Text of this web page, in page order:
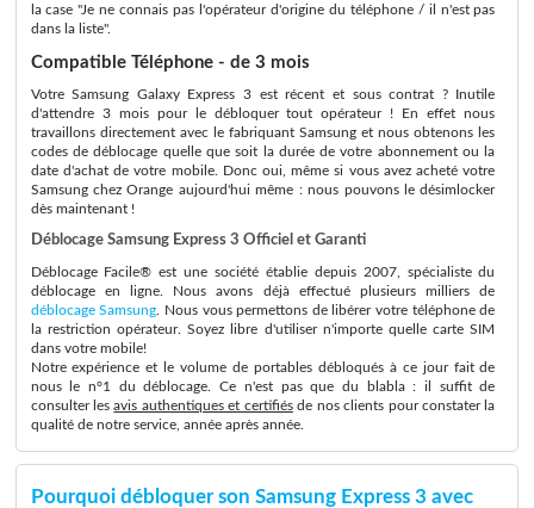
la case "Je ne connais pas l'opérateur d'origine du téléphone / il n'est pas
dans la liste".
Compatible Téléphone - de 3 mois
Votre Samsung Galaxy Express 3 est récent et sous contrat ? Inutile
d'attendre 3 mois pour le débloquer tout opérateur ! En effet nous
travaillons directement avec le fabriquant Samsung et nous obtenons les
codes de déblocage quelle que soit la durée de votre abonnement ou la
date d'achat de votre mobile. Donc oui, même si vous avez acheté votre
Samsung chez Orange aujourd'hui même : nous pouvons le désimlocker
dès maintenant !
Déblocage Samsung Express 3 Officiel et Garanti
Déblocage Facile® est une société établie depuis 2007, spécialiste du
déblocage en ligne. Nous avons déjà effectué plusieurs milliers de
déblocage Samsung . Nous vous permettons de libérer votre téléphone de
la restriction opérateur. Soyez libre d'utiliser n'importe quelle carte SIM
dans votre mobile!
Notre expérience et le volume de portables débloqués à ce jour fait de
nous le n°1 du déblocage. Ce n'est pas que du blabla : il suffit de
consulter lesavis authentiques et certifiésde nos clients pour constater la
qualité de notre service, année après année.
Pourquoi débloquer son Samsung Express 3 avec